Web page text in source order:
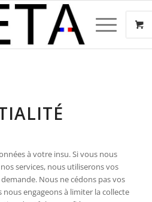
à votre insu. Si vous nous
services, nous utiliserons vos
Nous ne cédons pas vos
engageons à limiter la collecte